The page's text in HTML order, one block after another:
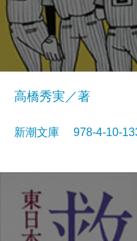
高橋秀実／著
新潮文庫 978-4-10-